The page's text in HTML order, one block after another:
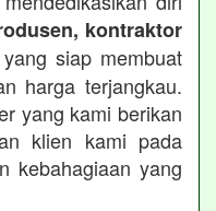
kontraktor
yang siap membuat
harga terjangkau.
yang kami berikan
klien kami pada
kebahagiaan yang